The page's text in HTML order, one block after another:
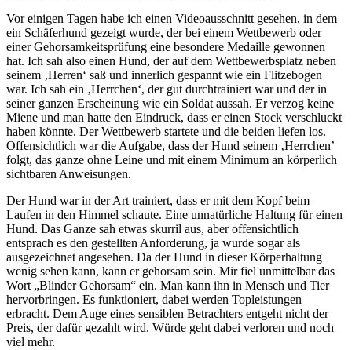
Vor einigen Tagen habe ich einen Videoausschnitt gesehen, in dem
ein Schäferhund gezeigt wurde, der bei einem Wettbewerb oder
einer Gehorsamkeitsprüfung eine besondere Medaille gewonnen
hat. Ich sah also einen Hund, der auf dem Wettbewerbsplatz neben
seinem ‚Herren‘ saß und innerlich gespannt wie ein Flitzebogen
war. Ich sah ein ‚Herrchen‘, der gut durchtrainiert war und der in
seiner ganzen Erscheinung wie ein Soldat aussah. Er verzog keine
Miene und man hatte den Eindruck, dass er einen Stock verschluckt
haben könnte. Der Wettbewerb startete und die beiden liefen los.
Offensichtlich war die Aufgabe, dass der Hund seinem ‚Herrchen’
folgt, das ganze ohne Leine und mit einem Minimum an körperlich
sichtbaren Anweisungen.
Der Hund war in der Art trainiert, dass er mit dem Kopf beim
Laufen in den Himmel schaute. Eine unnatürliche Haltung für einen
Hund. Das Ganze sah etwas skurril aus, aber offensichtlich
entsprach es den gestellten Anforderung, ja wurde sogar als
ausgezeichnet angesehen. Da der Hund in dieser Körperhaltung
wenig sehen kann, kann er gehorsam sein. Mir fiel unmittelbar das
Wort „Blinder Gehorsam“ ein. Man kann ihn in Mensch und Tier
hervorbringen. Es funktioniert, dabei werden Topleistungen
erbracht. Dem Auge eines sensiblen Betrachters entgeht nicht der
Preis, der dafür gezahlt wird. Würde geht dabei verloren und noch
viel mehr.